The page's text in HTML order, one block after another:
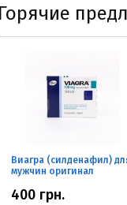
Горячие
Виагра (силденафил)
мужчин оригинал
400 грн.